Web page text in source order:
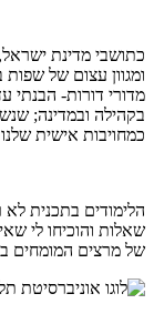
כתושבי מדינת
ומגוון עצום של
מדורי דורות- הבנתי
בקהילה ובמדינה;
כמחויבות אישית
הלימודים בתכנית לא
שאלות והוכיחו לי
של מרצים המומחים